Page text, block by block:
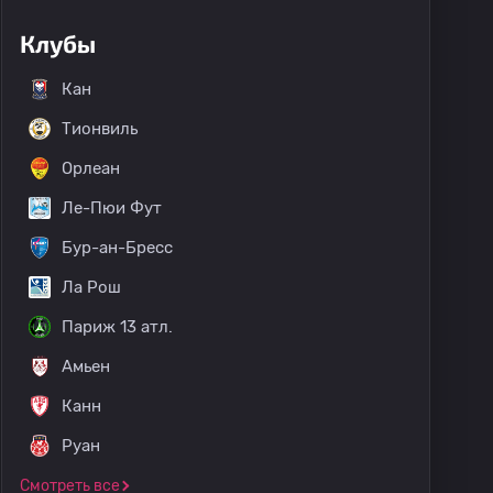
Клубы
Кан
Тионвиль
Орлеан
Ле-Пюи Фут
Бур-ан-Бресс
Ла Рош
Париж 13 атл.
Амьен
Канн
Руан
Смотреть все